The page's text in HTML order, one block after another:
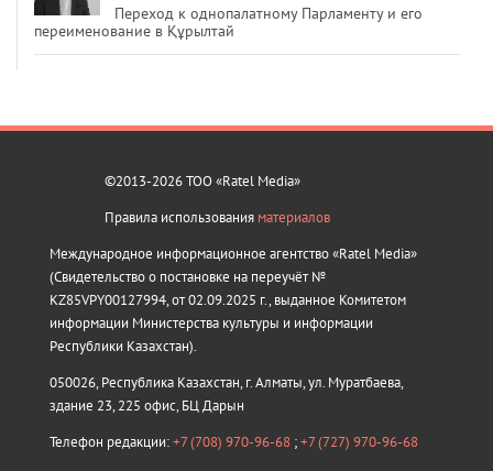
Переход к однопалатному Парламенту и его
переименование в Құрылтай
©2013-2026 ТОО «Ratel Media»
Правила использования материалов
Международное информационное агентство «Ratel Media»
(Свидетельство о постановке на переучёт №
KZ85VPY00127994, от 02.09.2025 г., выданное Комитетом
информации Министерства культуры и информации
Республики Казахстан).
050026, Республика Казахстан, г. Алматы, ул. Муратбаева,
здание 23, 225 офис, БЦ Дарын
Телефон редакции:+7 (708) 970-96-68 ;+7 (727) 970-96-68